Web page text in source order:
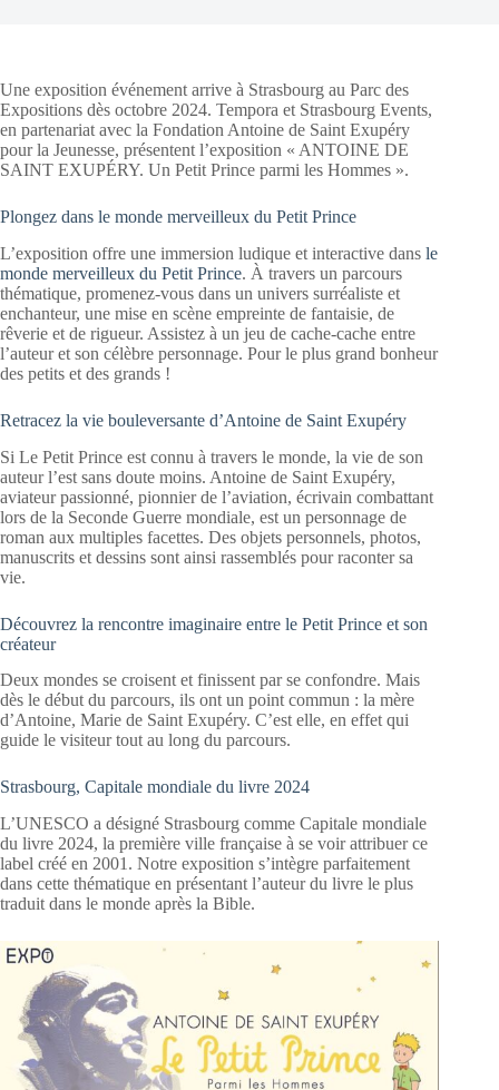
Une exposition événement arrive à Strasbourg au Parc des
Expositions dès octobre 2024. Tempora et Strasbourg Events,
en partenariat avec la Fondation Antoine de Saint Exupéry
pour la Jeunesse, présentent l’exposition « ANTOINE DE
SAINT EXUPÉRY. Un Petit Prince parmi les Hommes ».
Plongez dans le monde merveilleux du Petit Prince
L’exposition offre une immersion ludique et interactive dans le
monde merveilleux du Petit Prince. À travers un parcours
thématique, promenez-vous dans un univers surréaliste et
enchanteur, une mise en scène empreinte de fantaisie, de
rêverie et de rigueur. Assistez à un jeu de cache-cache entre
l’auteur et son célèbre personnage. Pour le plus grand bonheur
des petits et des grands !
Retracez la vie bouleversante d’Antoine de Saint Exupéry
Si Le Petit Prince est connu à travers le monde, la vie de son
auteur l’est sans doute moins. Antoine de Saint Exupéry,
aviateur passionné, pionnier de l’aviation, écrivain combattant
lors de la Seconde Guerre mondiale, est un personnage de
roman aux multiples facettes. Des objets personnels, photos,
manuscrits et dessins sont ainsi rassemblés pour raconter sa
vie.
Découvrez la rencontre imaginaire entre le Petit Prince et son
créateur
Deux mondes se croisent et finissent par se confondre. Mais
dès le début du parcours, ils ont un point commun : la mère
d’Antoine, Marie de Saint Exupéry. C’est elle, en effet qui
guide le visiteur tout au long du parcours.
Strasbourg, Capitale mondiale du livre 2024
L’UNESCO a désigné Strasbourg comme Capitale mondiale
du livre 2024, la première ville française à se voir attribuer ce
label créé en 2001. Notre exposition s’intègre parfaitement
dans cette thématique en présentant l’auteur du livre le plus
traduit dans le monde après la Bible.